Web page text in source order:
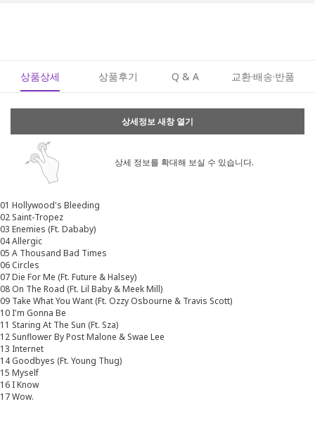
상품상세 상품후기 Q & A 교환·배송·반품
상세정보 새창 열기
상세 정보를 확대해 보실 수 있습니다.
01 Hollywood's Bleeding
02 Saint-Tropez
03 Enemies (Ft. Dababy)
04 Allergic
05 A Thousand Bad Times
06 Circles
07 Die For Me (Ft. Future & Halsey)
08 On The Road (Ft. Lil Baby & Meek Mill)
09 Take What You Want (Ft. Ozzy Osbourne & Travis Scott)
10 I'm Gonna Be
11 Staring At The Sun (Ft. Sza)
12 Sunflower By Post Malone & Swae Lee
13 Internet
14 Goodbyes (Ft. Young Thug)
15 Myself
16 I Know
17 Wow.